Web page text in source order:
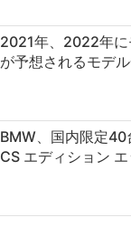
2021年、2022年に
が予想されるモデ
BMW、国内限定
CS エディション